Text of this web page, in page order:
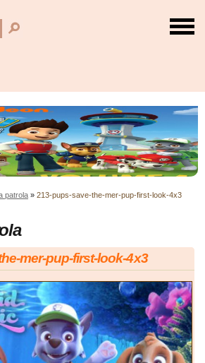
patrola » 213-pups-save-the-mer-pup-first-look-4x3
mer-pup-first-look-4x3